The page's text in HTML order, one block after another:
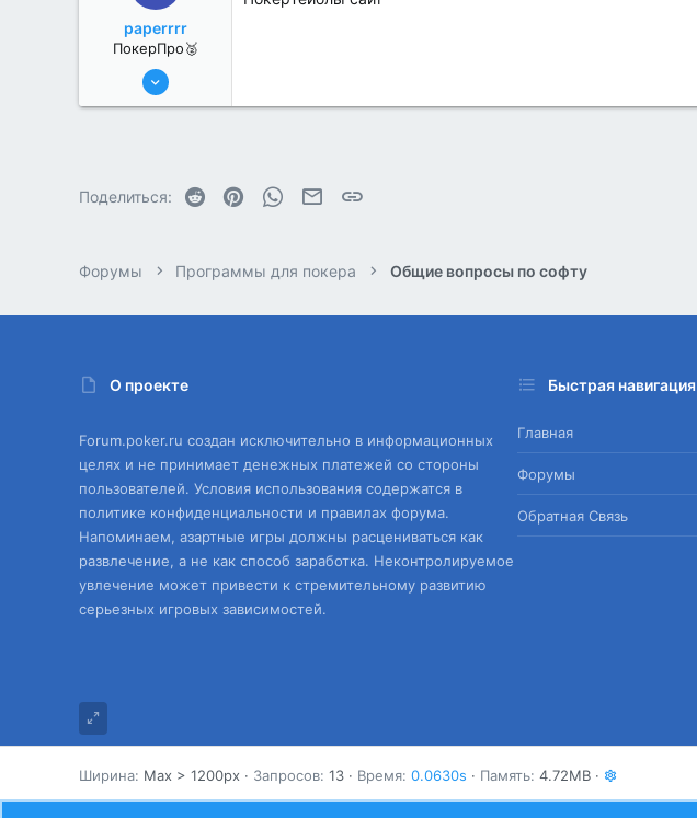
paperrrr
ПокерПро🥈
8 Июн 2022
Поделиться: Reddit PinterestWhatsAppЭлектронная почта
Форумы Программы для покера Общие вопросы по софту
О проекте
Forum.poker.ru создан исключительно в информационных
целях и не принимает денежных платежей со стороны
пользователей. Условия использования содержатся в
политике конфиденциальности и правилах форума.
Напоминаем, азартные игры должны расцениваться как
развлечение, а не как способ заработка. Неконтролируемое
увлечение может привести к стремительному развитию
серьезных игровых зависимостей.
Быстрая навигация
Главная
Форумы
Обратная Связь
Ширина Запросов 13 Время 0.0630s Память 4.72MB